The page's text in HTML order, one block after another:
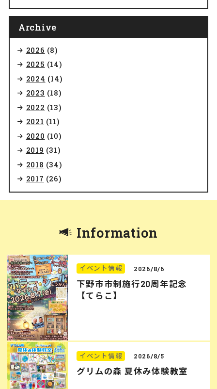
Archive
2026 (8)
2025 (14)
2024 (14)
2023 (18)
2022 (13)
2021 (11)
2020 (10)
2019 (31)
2018 (34)
2017 (26)
Information
イベント情報 2026/8/6
下野市市制施行20周年記念
【てらこ】
イベント情報 2026/8/5
グリムの森 夏休み体験教室